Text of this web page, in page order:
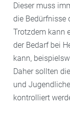
Dieser muss
die Bedürfnisse
Trotzdem kann
der Bedarf bei
kann,
Daher sollten
und
kontrolliert